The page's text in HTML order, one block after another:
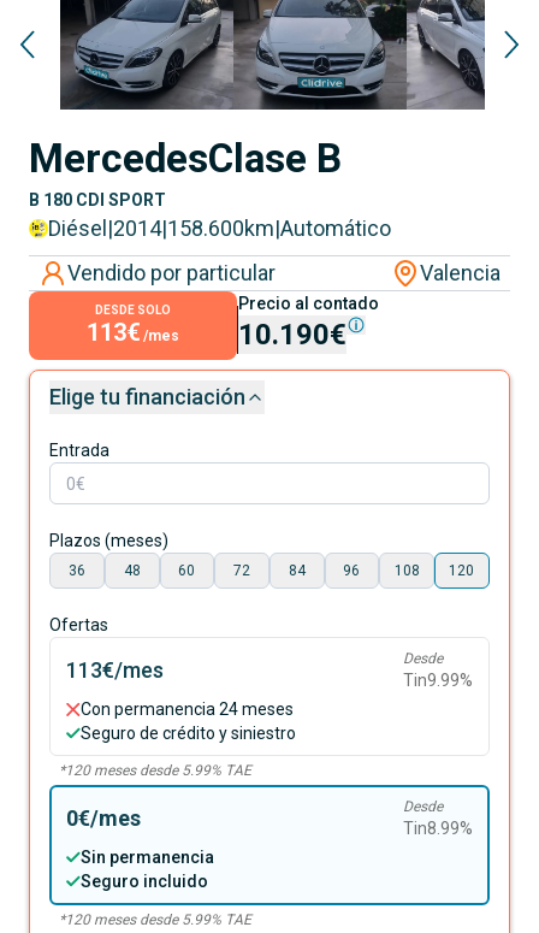
MercedesClase B
B 180 CDI SPORT
Diésel |2014|158.600km|Automático
Vendido por particular
Valencia
DESDE SOLO
113€ /mes
Precio al contado
10.190€
Elige tu financiación
Entrada
Plazos (meses)
36 48 60 72 84 96 108 120
Ofertas
113€/mes Desde
Tin9.99%
Con permanencia 24 meses
Seguro de crédito y siniestro
*120meses desde 5.99% TAE
0€/mes Desde
Tin8.99%
Sin permanencia
Seguro incluido
*120meses desde 5.99% TAE